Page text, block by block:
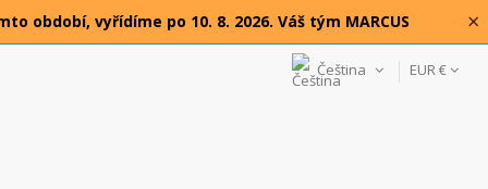
období, vyřídíme po 10. 8. 2026. Váš tým MARCUS ×
Čeština EUR €